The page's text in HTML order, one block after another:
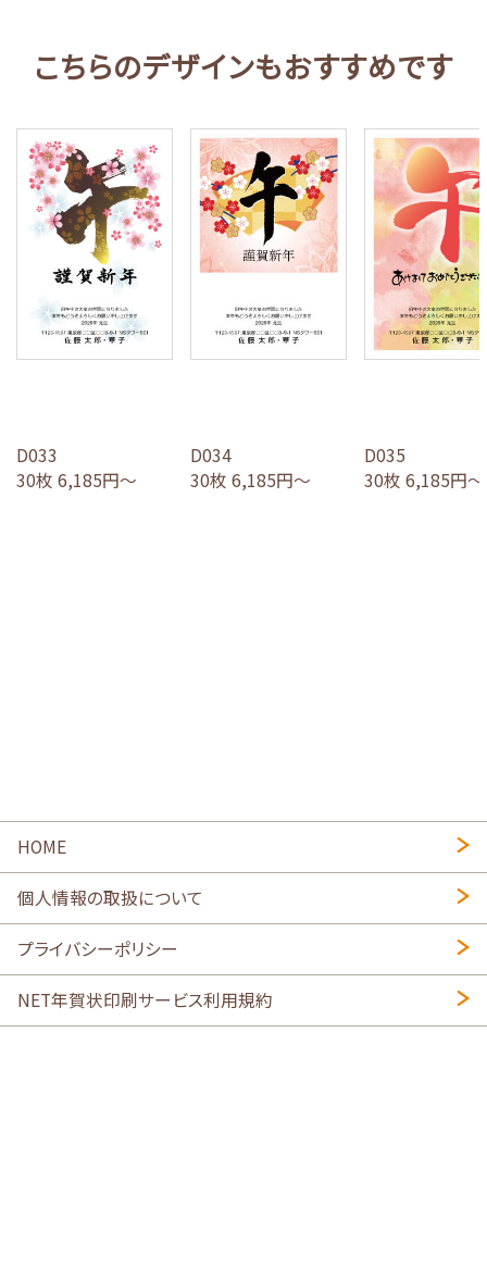
こちらのデザインもおすすめです
D033
30枚 6,185円～
D034
30枚 6,185円～
D035
30枚 6,185円～
HOME
個人情報の取扱について
プライバシーポリシー
NET年賀状印刷サービス利用規約